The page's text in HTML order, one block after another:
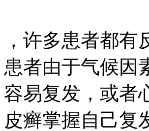
，许多患者都
患者由于气候因
容易复发，或者
皮癣掌握自己复